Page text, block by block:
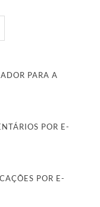
PARA A
POR E-
POR E-